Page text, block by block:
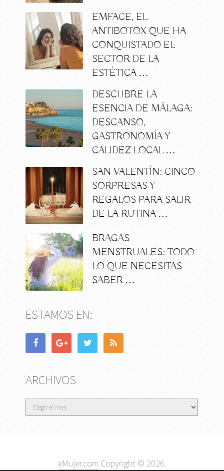
EMFACE, EL
ANTIBOTOX QUE HA
CONQUISTADO EL
SECTOR DE LA
ESTÉTICA …
DESCUBRE LA
ESENCIA DE MÁLAGA:
DESCANSO,
GASTRONOMÍA Y
CALIDEZ LOCAL …
SAN VALENTÍN: CINCO
SORPRESAS Y
REGALOS PARA SALIR
DE LA RUTINA …
BRAGAS
MENSTRUALES: TODO
LO QUE NECESITAS
SABER …
ESTAMOS EN:
ARCHIVOS
Archivos
eMujer.com Copyright © 2026.